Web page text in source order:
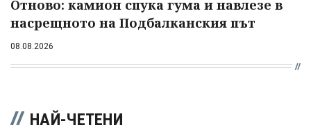
Отново: камион спука гума и навлезе в
насрещното на Подбалканския път
08.08.2026
НАЙ-ЧЕТЕНИ